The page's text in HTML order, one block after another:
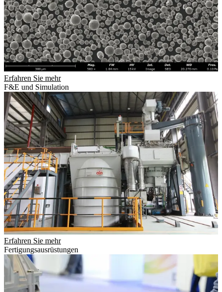
Erfahren Sie mehr
F&E und Simulation
Erfahren Sie mehr
Fertigungsausrüstungen